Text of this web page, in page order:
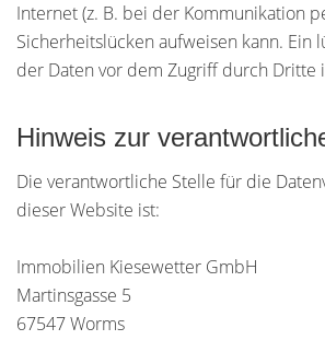
Internet (z. B. bei der Kommunikation
Sicherheitslücken aufweisen kann. Ein
der Daten vor dem Zugriff durch Dritte
Hinweis zur
Die verantwortliche Stelle für die
dieser Website ist:
Immobilien Kiesewetter GmbH
Martinsgasse 5
67547 Worms